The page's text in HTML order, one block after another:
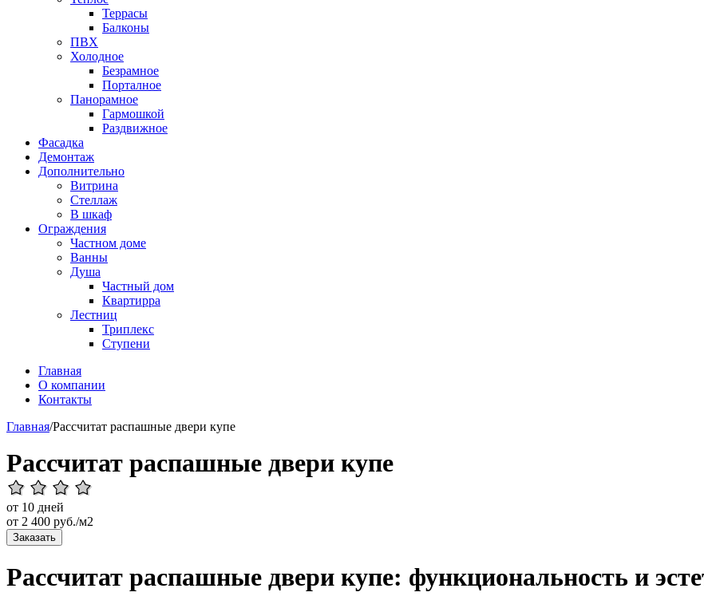
Террасы
Балконы
ПВХ
Холодное
Безрамное
Порталное
Панорамное
Гармошкой
Раздвижное
Фасадка
Демонтаж
Дополнительно
Витрина
Стеллаж
В шкаф
Ограждения
Частном доме
Ванны
Душа
Частный дом
Квартирра
Лестниц
Триплекс
Ступени
Главная
О компании
Контакты
Главная/Рассчитат распашные двери купе
Рассчитат распашные двери купе
от 10 дней
от 2 400 руб./м2
Заказать
Рассчитат распашные двери купе: функциональность и